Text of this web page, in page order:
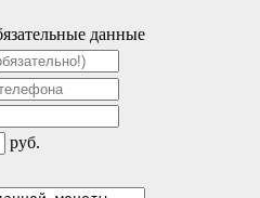
данные
руб.